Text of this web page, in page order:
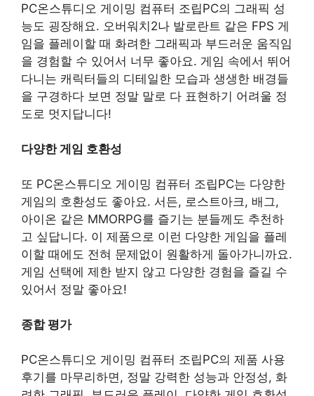
PC온스튜디오 게이밍 컴퓨터 조립PC의 그래픽 성
능도 굉장해요. 오버워치2나 발로란트 같은 FPS 게
임을 플레이할 때 화려한 그래픽과 부드러운 움직임
을 경험할 수 있어서 너무 좋아요. 게임 속에서 뛰어
다니는 캐릭터들의 디테일한 모습과 생생한 배경들
을 구경하다 보면 정말 말로 다 표현하기 어려울 정
도로 멋지답니다!
다양한 게임 호환성
또 PC온스튜디오 게이밍 컴퓨터 조립PC는 다양한
게임의 호환성도 좋아요. 서든, 로스트아크, 배그,
아이온 같은 MMORPG를 즐기는 분들께도 추천하
고 싶답니다. 이 제품으로 이런 다양한 게임을 플레
이할 때에도 전혀 문제없이 원활하게 돌아가니까요.
게임 선택에 제한 받지 않고 다양한 경험을 즐길 수
있어서 정말 좋아요!
종합 평가
PC온스튜디오 게이밍 컴퓨터 조립PC의 제품 사용
후기를 마무리하면, 정말 강력한 성능과 안정성, 화